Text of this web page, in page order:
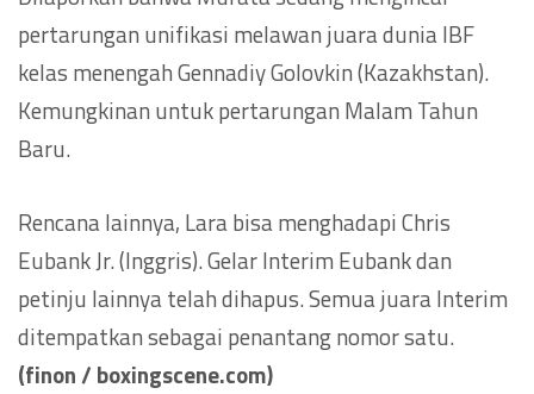
pertarungan unifikasi melawan juara dunia IBF
kelas menengah Gennadiy Golovkin (Kazakhstan).
Kemungkinan untuk pertarungan Malam Tahun
Baru.
Rencana lainnya, Lara bisa menghadapi Chris
Eubank Jr. (Inggris). Gelar Interim Eubank dan
petinju lainnya telah dihapus. Semua juara Interim
ditempatkan sebagai penantang nomor satu.
(finon / boxingscene.com)